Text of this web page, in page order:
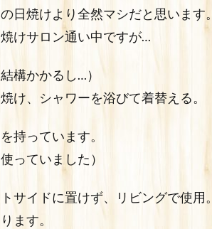
日焼けより全然マシだと思います。
けサロン通い中ですが…
構かかるし…）
け、シャワーを浴びて着替える。
持っています。
っていました）
サイドに置けず、リビングで使用。
ます。